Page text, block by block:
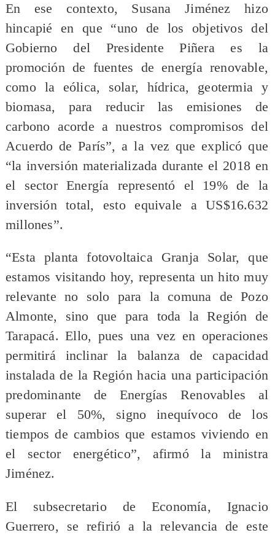
En ese contexto, Susana Jiménez hizo
hincapié en que “uno de los objetivos del
Gobierno del Presidente Piñera es la
promoción de fuentes de energía renovable,
como la eólica, solar, hídrica, geotermia y
biomasa, para reducir las emisiones de
carbono acorde a nuestros compromisos del
Acuerdo de París”, a la vez que explicó que
“la inversión materializada durante el 2018 en
el sector Energía representó el 19% de la
inversión total, esto equivale a US$16.632
millones”.
“Esta planta fotovoltaica Granja Solar, que
estamos visitando hoy, representa un hito muy
relevante no solo para la comuna de Pozo
Almonte, sino que para toda la Región de
Tarapacá. Ello, pues una vez en operaciones
permitirá inclinar la balanza de capacidad
instalada de la Región hacia una participación
predominante de Energías Renovables al
superar el 50%, signo inequívoco de los
tiempos de cambios que estamos viviendo en
el sector energético”, afirmó la ministra
Jiménez.
El subsecretario de Economía, Ignacio
Guerrero, se refirió a la relevancia de este